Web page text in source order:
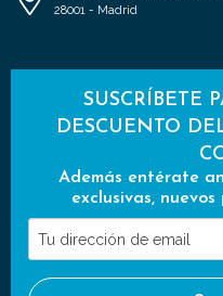
28001 - Madrid
SUSCRÍBETE
DESCUENTO
Además entérate
exclusivas,
Tu
dirección
de